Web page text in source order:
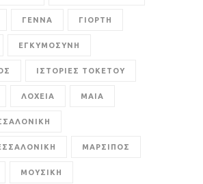
ΓΕΝΝΑ ΓΙΟΡΤΗ
ΕΓΚΥΜΟΣΥΝΗ
ΙΣΤΟΡΙΕΣ ΤΟΚΕΤΟΥ
ΛΟΧΕΙΑ ΜΑΙΑ
ΜΑΡΣΙΠΟΣ
ΜΟΥΣΙΚΗ